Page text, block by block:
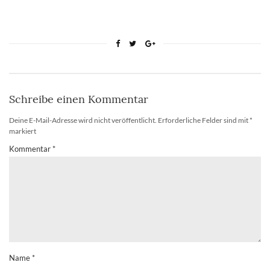
Schreibe einen Kommentar
Deine E-Mail-Adresse wird nicht veröffentlicht. Erforderliche Felder sind mit *
markiert
Kommentar *
Name *